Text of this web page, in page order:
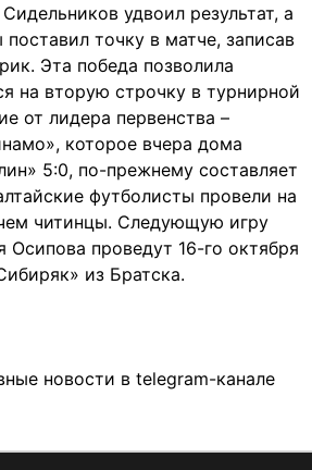
удвоил результат, а
точку в матче, записав
Эта победа позволила
на вторую строчку в турнирной
от лидера первенства –
которое вчера дома
5:0, по-прежнему составляет
футболисты провели на
читинцы. Следующую игру
Осипова проведут 16-го октября
из Братска.
новости в telegram-канале